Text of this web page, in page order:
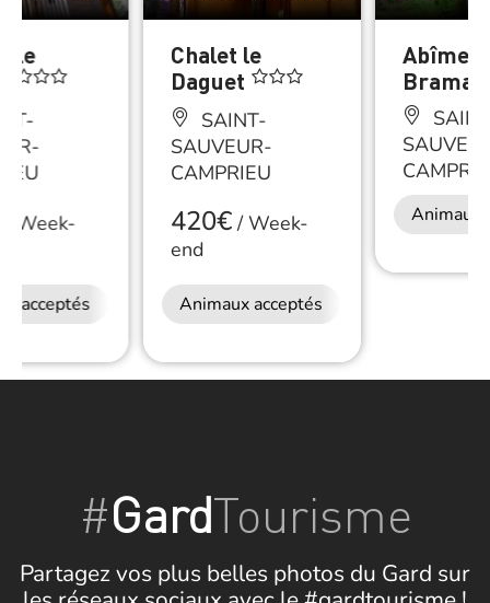
Le
Week-
acceptés
Chalet le
Daguet
SAINT-
SAUVEUR-
CAMPRIEU
420€/Week-
end
Animaux acceptés
Abîme
Animaux
#GardTourisme
Partagez vos plus belles photos du Gard sur